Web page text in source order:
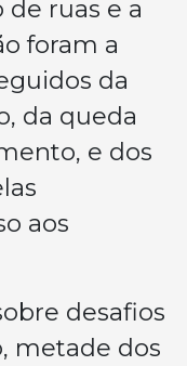
ruas e a
foram a
da
da queda
e dos
aos
desafios
metade dos